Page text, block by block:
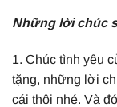
Những lời chúc
1. Chúc tình yêu
tặng, những lời
cái thôi nhé. Và